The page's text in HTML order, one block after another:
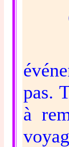
pas.
à